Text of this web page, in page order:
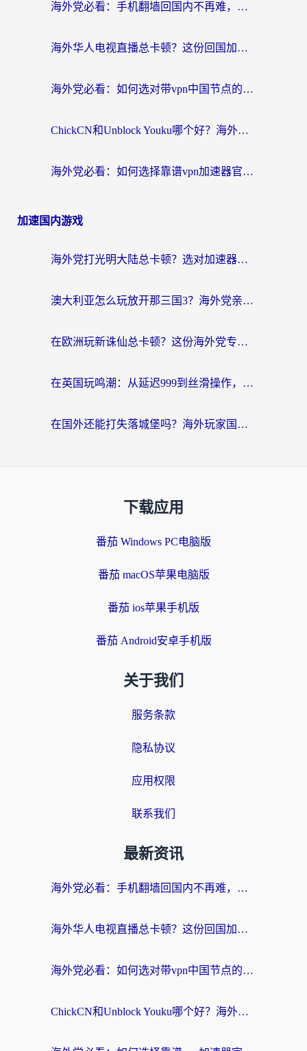
海外党必看：手机翻墙回国内不再难，一篇搞定无缝访问国内资源指南
海外华人电视直播总卡顿？这份回国加速器选择指南帮你无缝看国内资源
海外党必看：如何选对带vpn中国节点的加速器？无缝访问国内资源全攻略
ChickCN和Unblock Youku哪个好？海外党亲测4款热门回国加速器，附避坑指南
海外党必看：如何选择靠谱vpn加速器官网？轻松解决国内APP地区限制
加速国内游戏
海外党打光明大陆总卡顿？选对加速器才是关键！（附亲测好用的推荐）
澳大利亚怎么玩放开那三国3？海外党亲测有效的国服游戏加速指南
在欧洲玩新诛仙总卡顿？这份海外党专属加速器指南帮你解决延迟难题
在英国玩鸣潮：从延迟999到丝滑操作，我是怎么做到的？
在国外还能打失落城堡吗？海外玩家国服游戏加速终极指南（附北美玩online加速器下载技巧）
下载应用
番茄 Windows PC电脑版
番茄 macOS苹果电脑版
番茄 ios苹果手机版
番茄 Android安卓手机版
关于我们
服务条款
隐私协议
应用权限
联系我们
最新资讯
海外党必看：手机翻墙回国内不再难，一篇搞定无缝访问国内资源指南
海外华人电视直播总卡顿？这份回国加速器选择指南帮你无缝看国内资源
海外党必看：如何选对带vpn中国节点的加速器？无缝访问国内资源全攻略
ChickCN和Unblock Youku哪个好？海外党亲测4款热门回国加速器，附避坑指南